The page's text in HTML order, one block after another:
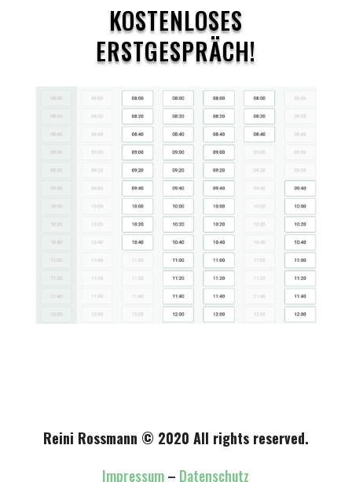
KOSTENLOSES
ERSTGESPRÄCH!
Reini Rossmann © 2020 All rights reserved.
Impressum– Datenschutz